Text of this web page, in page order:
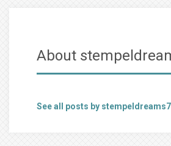
About
See all posts by